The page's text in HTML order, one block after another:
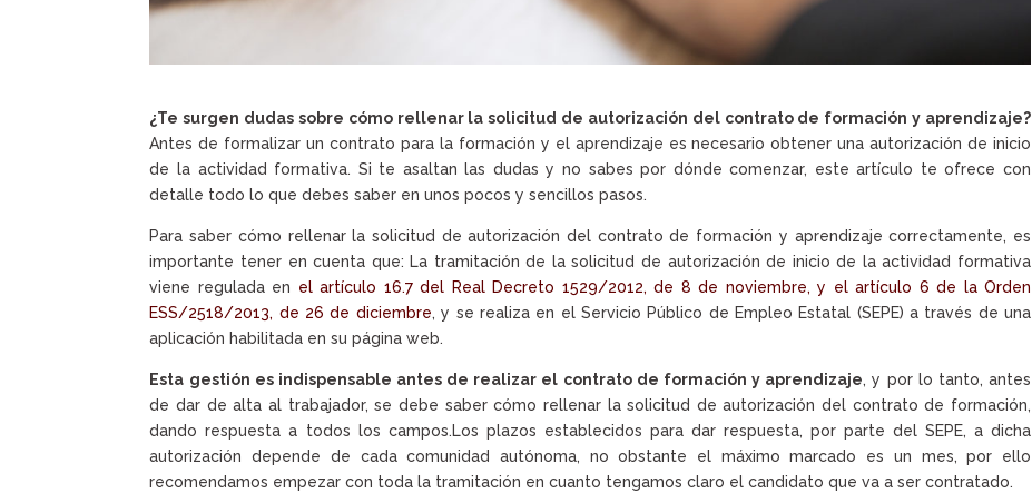
¿Te surgen dudas sobre cómo rellenar la solicitud de autorización del contrato de formación y aprendizaje?
Antes de formalizar un contrato para la formación y el aprendizaje es necesario obtener una autorización de inicio
de la actividad formativa. Si te asaltan las dudas y no sabes por dónde comenzar, este artículo te ofrece con
detalle todo lo que debes saber en unos pocos y sencillos pasos.
Para saber cómo rellenar la solicitud de autorización del contrato de formación y aprendizaje correctamente, es
importante tener en cuenta que: La tramitación de la solicitud de autorización de inicio de la actividad formativa
viene regulada en el artículo 16.7 del Real Decreto 1529/2012, de 8 de noviembre, y el artículo 6 de la Orden
ESS/2518/2013, de 26 de diciembre, y se realiza en el Servicio Público de Empleo Estatal (SEPE) a través de una
aplicación habilitada en su página web.
Esta gestión es indispensable antes de realizar el contrato de formación y aprendizaje, y por lo tanto, antes
de dar de alta al trabajador, se debe saber cómo rellenar la solicitud de autorización del contrato de formación,
dando respuesta a todos los campos.Los plazos establecidos para dar respuesta, por parte del SEPE, a dicha
autorización depende de cada comunidad autónoma, no obstante el máximo marcado es un mes, por ello
recomendamos empezar con toda la tramitación en cuanto tengamos claro el candidato que va a ser contratado.